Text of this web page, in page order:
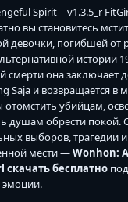
Spirit – v1.3.5_r
вы становитесь
девочки, погибшей от
истории
смерти она заключает
Saja и возвращается в
отомстить убийцам,
душам обрести покой.
выборов, трагедии и
мести —Wonhon:
скачать бесплатно